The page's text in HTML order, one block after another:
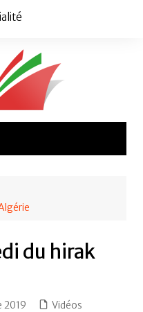
du hirak
2019 Vidéos